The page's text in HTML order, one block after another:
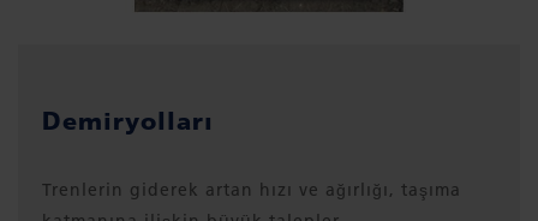
Demiryolları
Trenlerin giderek artan hızı ve ağırlığı, taşıma